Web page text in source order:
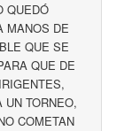
QUEDÓ
MANOS DE
QUE SE
QUE DE
TORNEO,
COMETAN